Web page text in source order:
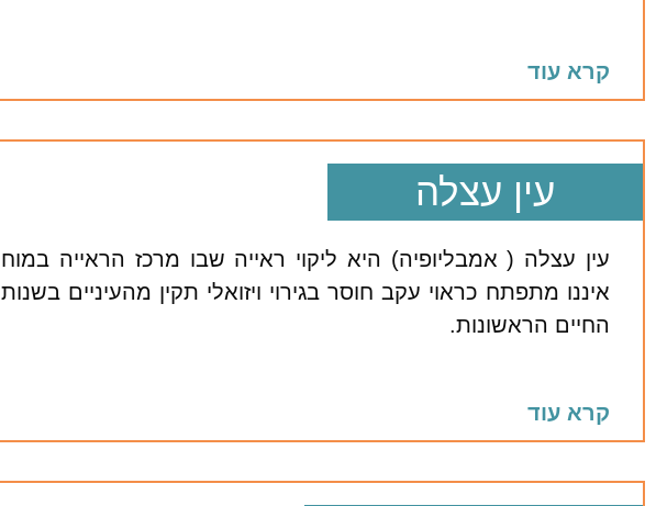
קרא עוד
עין עצלה
עין עצלה ( אמבליופיה) היא ליקוי ראייה שבו מרכז הראייה במוח
איננו מתפתח כראוי עקב חוסר בגירוי ויזואלי תקין מהעיניים בשנות
החיים הראשונות.
קרא עוד